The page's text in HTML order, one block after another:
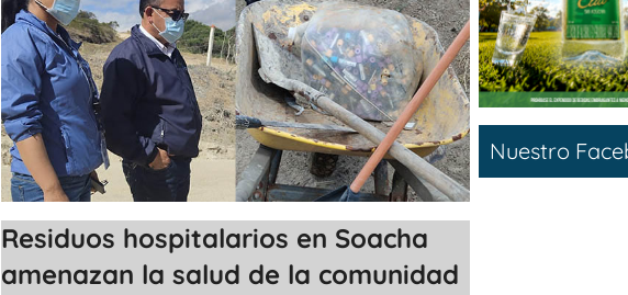
Residuos hospitalarios en Soacha
amenazan la salud de la comunidad
Nuestro